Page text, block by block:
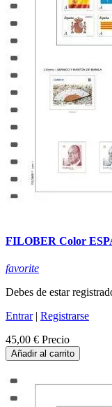
FILOBER Color
favorite
Debes de estar
Entrar| Registrarse
45,00 € Precio
Añadir al carrito